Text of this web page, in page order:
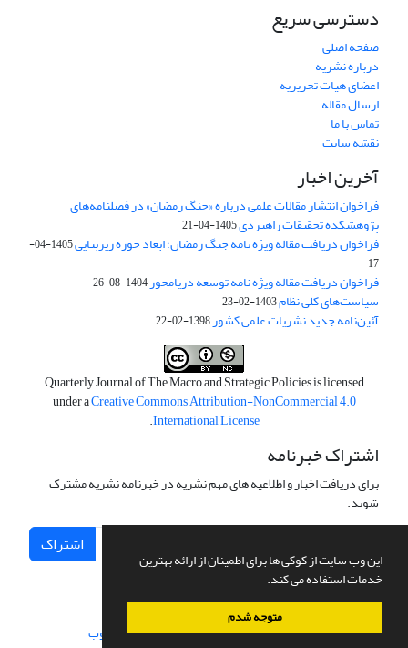
این وب سایت از کوکی ها برای اطمینان از ارائه بهترین
خدمات استفاده می کند.
متوجه شدم
دسترسی سریع
صفحه اصلی
درباره نشریه
اعضای هیات تحریریه
ارسال مقاله
تماس با ما
نقشه سایت
آخرین اخبار
فراخوان انتشار مقالات علمی درباره «جنگ رمضان» در فصلنامه‌های
پژوهشکده تحقیقات راهبردی1405-04-21
فراخوان دریافت مقاله ویژه نامه جنگ رمضان؛ ابعاد حوزه زیربنایی
1405-04-
17
فراخوان دریافت مقاله ویژه نامه توسعه دریامحور1404-08-26
سیاست‌های کلی نظام1403-02-23
آئین‌نامه جدید نشریات علمی کشور1398-02-22
Quarterly Journal of The Macro and Strategic Policies is licensed
under aCreative Commons Attribution-NonCommercial 4.0
International License
.
اشتراک خبرنامه
برای دریافت اخبار و اطلاعیه های مهم نشریه در خبرنامه نشریه مشترک
شوید.
اشتراک
سامانه مدیریت نشریات علمی.طراحی و پیاده سازی از سیناوب